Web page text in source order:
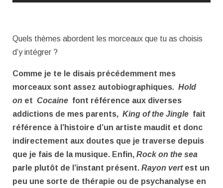
Quels thèmes abordent les morceaux que tu as choisis
d’y intégrer ?
Comme je te le disais précédemment mes
morceaux sont assez autobiographiques. Hold
on et Cocaine font référence aux diverses
addictions de mes parents, King of the Jingle fait
référence à l’histoire d’un artiste maudit et donc
indirectement aux doutes que je traverse depuis
que je fais de la musique. Enfin, Rock on the sea
parle plutôt de l’instant présent. Rayon vertest un
peu une sorte de thérapie ou de psychanalyse en